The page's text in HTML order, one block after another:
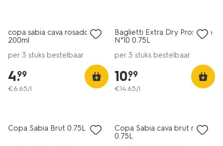
copa sabia cava rosado
200ml
per 3 stuks bestelbaar
4.
99
€6.65/l
8
Baglietti Extra Dry Prosecco
N°10 0.75L
per 3 stuks bestelbaar
10.
99
€14.65/l
8
Copa Sabia Brut 0.75L 8
Copa Sabia cava brut rosé
0.75L